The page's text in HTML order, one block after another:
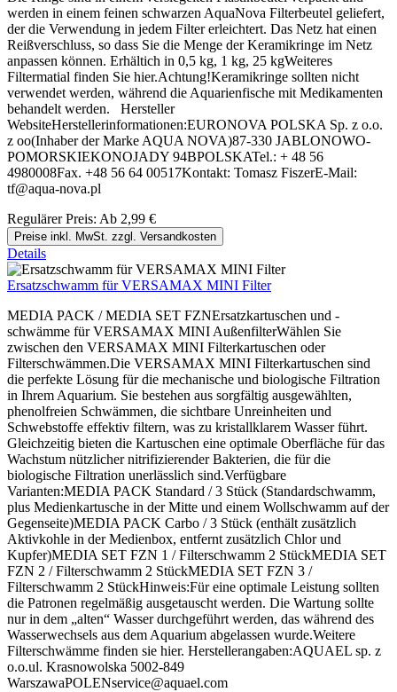
werden in einem feinen schwarzen AquaNova Filterbeutel geliefert,
der die Verwendung in jedem Filter erleichtert. Das Netz hat einen
Reißverschluss, so dass Sie die Menge der Keramikringe im Netz
anpassen können. Erhältich in 0,5 kg, 1 kg, 25 kgWeiteres
Filtermatial finden Sie hier.Achtung!Keramikringe sollten nicht
verwendet werden, während die Aquarienfische mit Medikamenten
behandelt werden. Hersteller
WebsiteHerstellerinformationen:EURONOVA POLSKA Sp. z o.o.
z oo(Inhaber der Marke AQUA NOVA)87-330 JABLONOWO-
POMORSKIEKONOJADY 94BPOLSKATel.: + 48 56
4980008Fax. +48 56 64 00517Kontakt: Tomasz FiszerE-Mail:
tf@aqua-nova.pl
Regulärer Preis: Ab 2,99 €
Preise inkl. MwSt. zzgl. Versandkosten
Details
Ersatzschwamm für VERSAMAX MINI Filter
MEDIA PACK / MEDIA SET FZNErsatzkartuschen und -
schwämme für VERSAMAX MINI AußenfilterWählen Sie
zwischen den VERSAMAX MINI Filterkartuschen oder
Filterschwämmen.Die VERSAMAX MINI Filterkartuschen sind
die perfekte Lösung für die mechanische und biologische Filtration
in Ihrem Aquarium. Sie bestehen aus sorgfältig ausgewählten,
phenolfreien Schwämmen, die sichtbare Unreinheiten und
Schwebstoffe effektiv filtern, was zu kristallklarem Wasser führt.
Gleichzeitig bieten die Kartuschen eine optimale Oberfläche für das
Wachstum nützlicher nitrifizierender Bakterien, die für die
biologische Filtration unerlässlich sind.Verfügbare
Varianten:MEDIA PACK Standard / 3 Stück (Standardschwamm,
plus Medienkartusche in der Mitte und einem Wollschwamm auf der
Gegenseite)MEDIA PACK Carbo / 3 Stück (enthält zusätzlich
Aktivkohle in der Medienbox, entfernt zusätzlich Chlor und
Kupfer)MEDIA SET FZN 1 / Filterschwamm 2 StückMEDIA SET
FZN 2 / Filterschwamm 2 StückMEDIA SET FZN 3 /
Filterschwamm 2 StückHinweis:Für eine optimale Leistung sollten
die Patronen regelmäßig ausgetauscht werden. Die Wartung sollte
nur in dem „alten“ Wasser durchgeführt werden, das während des
Wasserwechsels aus dem Aquarium abgelassen wurde.Weitere
Filterschwämme finden sie hier. Herstellerangaben:AQUAEL sp. z
o.o.ul. Krasnowolska 5002-849
WarszawaPOLENservice@aquael.com